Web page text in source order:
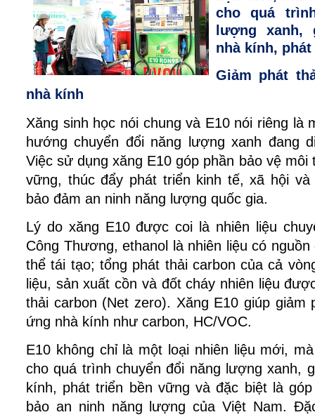
cho quá
lượng xanh,
nhà kính,
Giảm phát
nhà kính
Xăng sinh học nói chung và E10 nói riêng là
hướng chuyển đổi năng lượng xanh đang
Việc sử dụng xăng E10 góp phần bảo vệ
vững, thúc đẩy phát triển kinh tế, xã hội
bảo đảm an ninh năng lượng quốc gia.
Lý do xăng E10 được coi là nhiên liệu
Công Thương, ethanol là nhiên liệu có
thể tái tạo; tổng phát thải carbon của cả
liệu, sản xuất cồn và đốt cháy nhiên liệu
thải carbon (Net zero). Xăng E10 giúp giảm
ứng nhà kính như carbon, HC/VOC.
E10 không chỉ là một loại nhiên liệu mới,
cho quá trình chuyển đổi năng lượng xanh,
kính, phát triển bền vững và đặc biệt là
bảo an ninh năng lượng của Việt Nam.